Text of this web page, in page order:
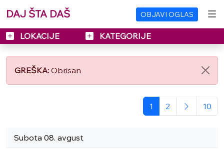
DAJ ŠTA DAŠ OBJAVI OGLAS
LOKACIJE KATEGORIJE
GREŠKA: Obrisan
1 2 10
Subota 08. avgust